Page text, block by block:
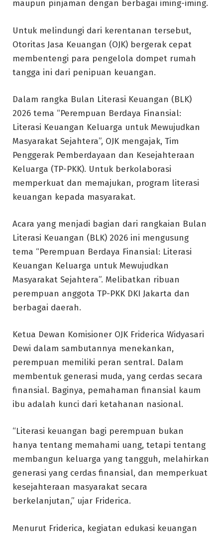
maupun pinjaman dengan berbagai iming-iming.
Untuk melindungi dari kerentanan tersebut,
Otoritas Jasa Keuangan (OJK) bergerak cepat
membentengi para pengelola dompet rumah
tangga ini dari penipuan keuangan.
Dalam rangka Bulan Literasi Keuangan (BLK)
2026 tema “Perempuan Berdaya Finansial:
Literasi Keuangan Keluarga untuk Mewujudkan
Masyarakat Sejahtera”, OJK mengajak, Tim
Penggerak Pemberdayaan dan Kesejahteraan
Keluarga (TP-PKK). Untuk berkolaborasi
memperkuat dan memajukan, program literasi
keuangan kepada masyarakat.
Acara yang menjadi bagian dari rangkaian Bulan
Literasi Keuangan (BLK) 2026 ini mengusung
tema “Perempuan Berdaya Finansial: Literasi
Keuangan Keluarga untuk Mewujudkan
Masyarakat Sejahtera”. Melibatkan ribuan
perempuan anggota TP-PKK DKI Jakarta dan
berbagai daerah.
Ketua Dewan Komisioner OJK Friderica Widyasari
Dewi dalam sambutannya menekankan,
perempuan memiliki peran sentral. Dalam
membentuk generasi muda, yang cerdas secara
finansial. Baginya, pemahaman finansial kaum
ibu adalah kunci dari ketahanan nasional.
“Literasi keuangan bagi perempuan bukan
hanya tentang memahami uang, tetapi tentang
membangun keluarga yang tangguh, melahirkan
generasi yang cerdas finansial, dan memperkuat
kesejahteraan masyarakat secara
berkelanjutan,” ujar Friderica.
Menurut Friderica, kegiatan edukasi keuangan